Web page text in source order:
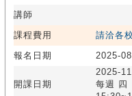
講師
課程費用
請洽各
報名日期
2025-
開課日期
2025-
每週 四